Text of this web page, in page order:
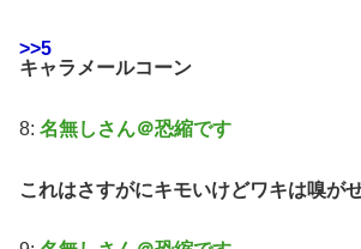
>>5
キャラメールコーン
8: 名無しさん＠恐縮です
これはさすがにキモいけどワキは嗅が